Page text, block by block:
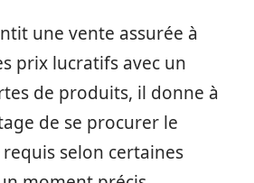
une vente assurée à
prix lucratifs avec un
de produits, il donne à
de se procurer le
selon certaines